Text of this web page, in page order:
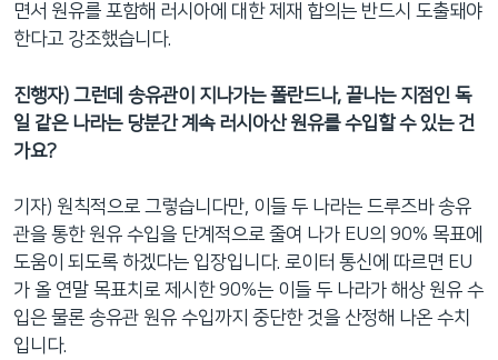
면서 원유를 포함해 러시아에 대한 제재 합의는 반드시 도출돼야
한다고 강조했습니다.
진행자) 그런데 송유관이 지나가는 폴란드나, 끝나는 지점인 독
일 같은 나라는 당분간 계속 러시아산 원유를 수입할 수 있는 건
가요?
기자) 원칙적으로 그렇습니다만, 이들 두 나라는 드루즈바 송유
관을 통한 원유 수입을 단계적으로 줄여 나가 EU의 90% 목표에
도움이 되도록 하겠다는 입장입니다. 로이터 통신에 따르면 EU
가 올 연말 목표치로 제시한 90%는 이들 두 나라가 해상 원유 수
입은 물론 송유관 원유 수입까지 중단한 것을 산정해 나온 수치
입니다.